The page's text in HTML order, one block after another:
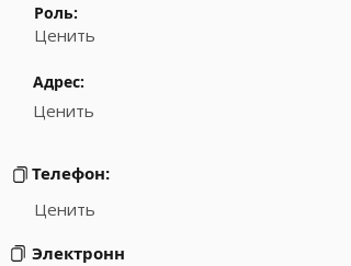
Роль:
Ценить
Адрес:
Ценить
Телефон:
Ценить
Электронн